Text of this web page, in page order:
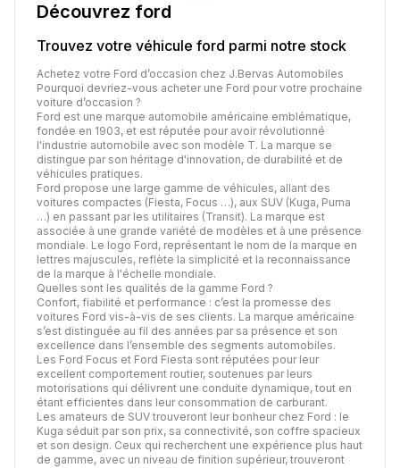
Découvrez ford
Trouvez votre véhicule ford parmi notre stock
Achetez votre Ford d’occasion chez J.Bervas Automobiles
Pourquoi devriez-vous acheter une Ford pour votre prochaine
voiture d’occasion ?
Ford est une marque automobile américaine emblématique,
fondée en 1903, et est réputée pour avoir révolutionné
l'industrie automobile avec son modèle T. La marque se
distingue par son héritage d'innovation, de durabilité et de
véhicules pratiques.
Ford propose une large gamme de véhicules, allant des
voitures compactes (Fiesta, Focus …), aux SUV (Kuga, Puma
…) en passant par les utilitaires (Transit). La marque est
associée à une grande variété de modèles et à une présence
mondiale. Le logo Ford, représentant le nom de la marque en
lettres majuscules, reflète la simplicité et la reconnaissance
de la marque à l'échelle mondiale.
Quelles sont les qualités de la gamme Ford ?
Confort, fiabilité et performance : c’est la promesse des
voitures Ford vis-à-vis de ses clients. La marque américaine
s’est distinguée au fil des années par sa présence et son
excellence dans l’ensemble des segments automobiles.
Les Ford Focus et Ford Fiesta sont réputées pour leur
excellent comportement routier, soutenues par leurs
motorisations qui délivrent une conduite dynamique, tout en
étant efficientes dans leur consommation de carburant.
Les amateurs de SUV trouveront leur bonheur chez Ford : le
Kuga séduit par son prix, sa connectivité, son coffre spacieux
et son design. Ceux qui recherchent une expérience plus haut
de gamme, avec un niveau de finition supérieur, trouveront